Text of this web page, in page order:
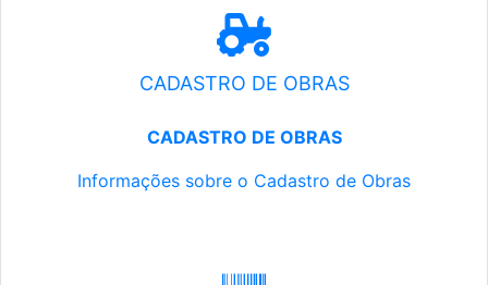
CADASTRO DE OBRAS
CADASTRO DE OBRAS
Informações sobre o Cadastro de Obras